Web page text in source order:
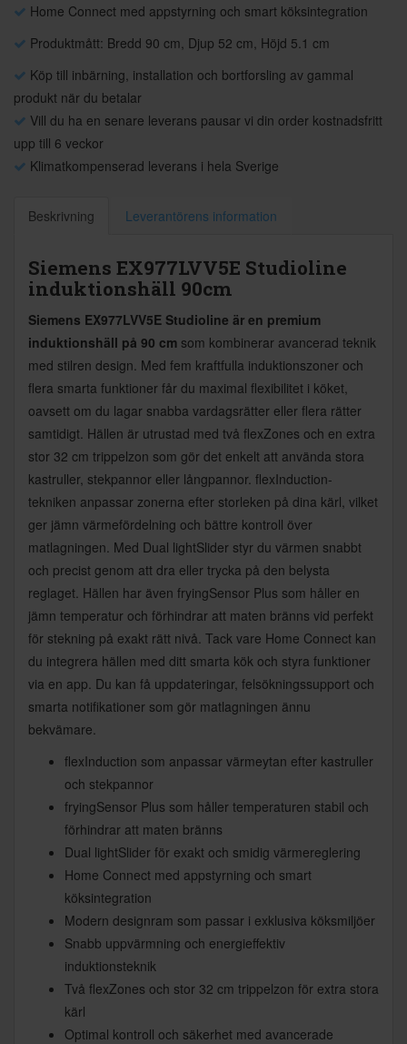
Home Connect med appstyrning och smart köksintegration
Produktmått: Bredd 90 cm, Djup 52 cm, Höjd 5.1 cm
Köp till inbärning, installation och bortforsling av gammal
produkt när du betalar
Vill du ha en senare leverans pausar vi din order kostnadsfritt
upp till 6 veckor
Klimatkompenserad leverans i hela Sverige
Beskrivning Leverantörens information
Siemens EX977LVV5E Studioline
induktionshäll 90cm
Siemens EX977LVV5E Studioline är en premium
induktionshäll på 90 cm som kombinerar avancerad teknik
med stilren design. Med fem kraftfulla induktionszoner och
flera smarta funktioner får du maximal flexibilitet i köket,
oavsett om du lagar snabba vardagsrätter eller flera rätter
samtidigt. Hällen är utrustad med två flexZones och en extra
stor 32 cm trippelzon som gör det enkelt att använda stora
kastruller, stekpannor eller långpannor. flexInduction-
tekniken anpassar zonerna efter storleken på dina kärl, vilket
ger jämn värmefördelning och bättre kontroll över
matlagningen. Med Dual lightSlider styr du värmen snabbt
och precist genom att dra eller trycka på den belysta
reglaget. Hällen har även fryingSensor Plus som håller en
jämn temperatur och förhindrar att maten bränns vid perfekt
för stekning på exakt rätt nivå. Tack vare Home Connect kan
du integrera hällen med ditt smarta kök och styra funktioner
via en app. Du kan få uppdateringar, felsökningssupport och
smarta notifikationer som gör matlagningen ännu
bekvämare.
flexInduction som anpassar värmeytan efter kastruller
och stekpannor
fryingSensor Plus som håller temperaturen stabil och
förhindrar att maten bränns
Dual lightSlider för exakt och smidig värmereglering
Home Connect med appstyrning och smart
köksintegration
Modern designram som passar i exklusiva köksmiljöer
Snabb uppvärmning och energieffektiv
induktionsteknik
Två flexZones och stor 32 cm trippelzon för extra stora
kärl
Optimal kontroll och säkerhet med avancerade